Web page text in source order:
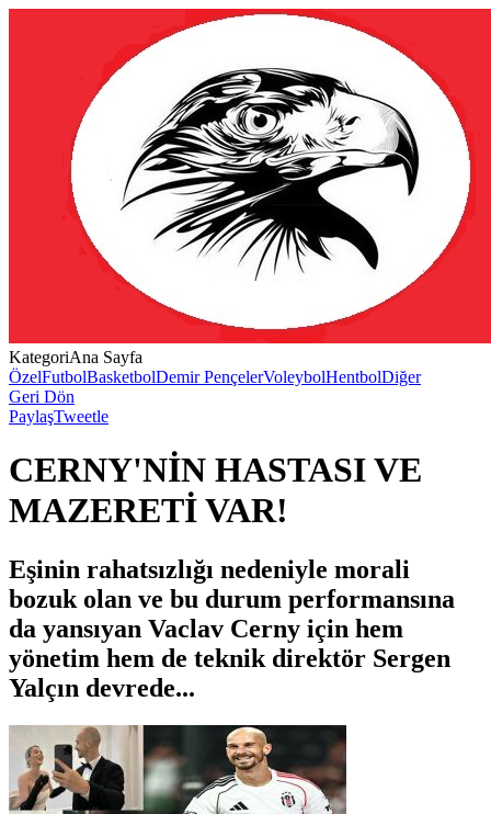
KategoriAna Sayfa
ÖzelFutbolBasketbolDemir PençelerVoleybolHentbolDiğer
Geri Dön
PaylaşTweetle
CERNY'NİN HASTASI VE
MAZERETİ VAR!
Eşinin rahatsızlığı nedeniyle morali
bozuk olan ve bu durum performansına
da yansıyan Vaclav Cerny için hem
yönetim hem de teknik direktör Sergen
Yalçın devrede...